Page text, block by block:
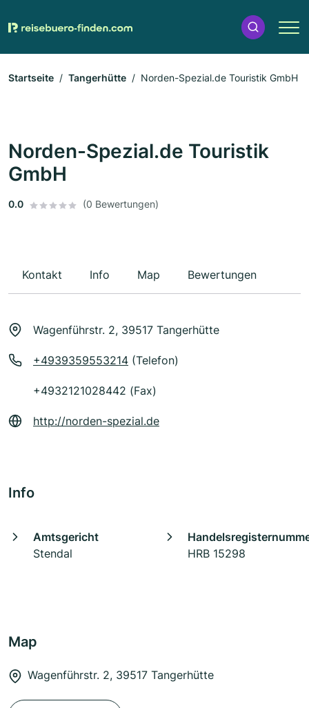
Startseite Tangerhütte Norden-Spezial.de Touristik GmbH
Norden-Spezial.de Touristik
GmbH
0.0 (0 Bewertungen)
Kontakt Info Map Bewertungen
Wagenführstr. 2, 39517 Tangerhütte
+4939359553214 (Telefon)
+4932121028442 (Fax)
http://norden-spezial.de
Info
Amtsgericht
Stendal
HRB 15298
Map
Wagenführstr. 2, 39517 Tangerhütte